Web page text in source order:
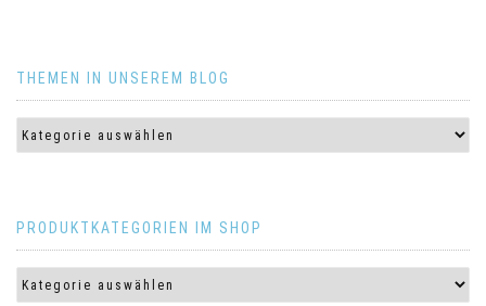
THEMEN IN UNSEREM BLOG
PRODUKTKATEGORIEN IM SHOP